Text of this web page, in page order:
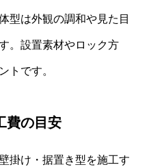
型は外観の調和や見た目
。設置素材やロック方
トです。
費の目安
掛け・据置き型を施工す